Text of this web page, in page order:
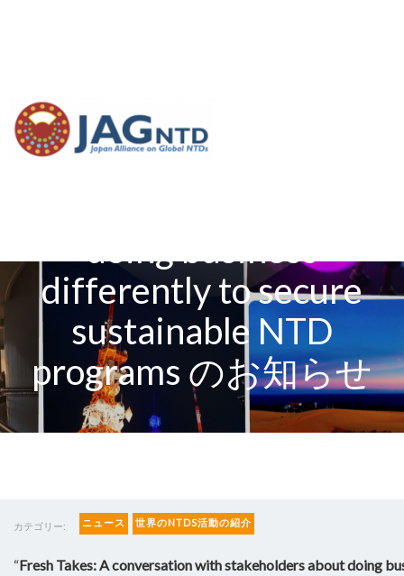
【ウェビナー】Fresh
Takes: A conversation
doing business
differently to secure
sustainable NTD
programs のお知らせ
カテゴリー: ニュース 世界のNTDS活動の紹介
“Fresh Takes: A conversation with stakeholders about doing